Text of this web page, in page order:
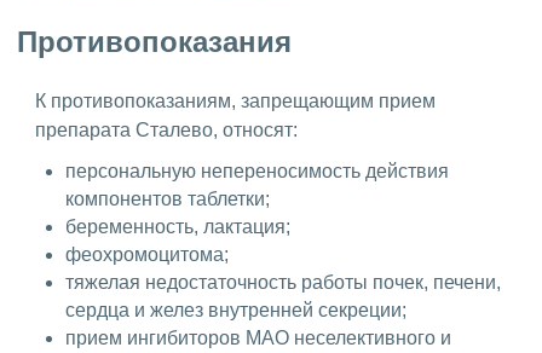
Противопоказания
К противопоказаниям, запрещающим прием
препарата Сталево, относят:
персональную непереносимость действия
компонентов таблетки;
беременность, лактация;
феохромоцитома;
тяжелая недостаточность работы почек, печени,
сердца и желез внутренней секреции;
прием ингибиторов МАО неселективного и